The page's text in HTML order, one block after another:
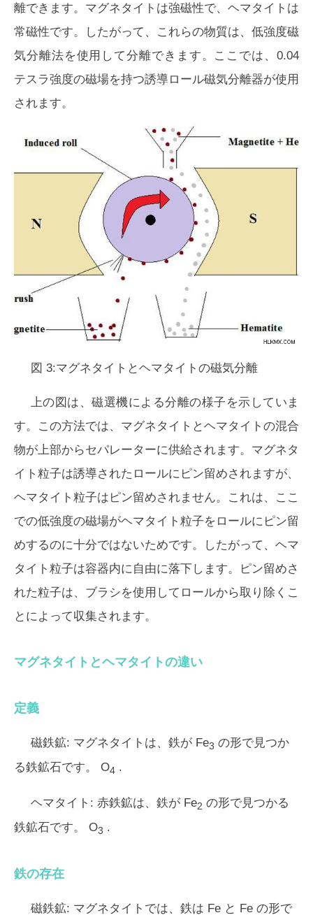
離できます。マグネタイトは強磁性で、ヘマタイトは
常磁性です。したがって、これらの物質は、低強度磁
気分離法を使用して分離できます。ここでは、0.04
テスラ強度の磁場を持つ誘導ロール磁気分離器が使用
されます。
図 3:マグネタイトとヘマタイトの磁気分離
上の図は、磁選機による分離の様子を示していま
す。この方法では、マグネタイトとヘマタイトの混合
物が上部からセパレーターに供給されます。マグネタ
イト粒子は誘導されたロールにピン留めされますが、
ヘマタイト粒子はピン留めされません。これは、ここ
での低強度の磁場がヘマタイト粒子をロールにピン留
めするのに十分ではないためです。したがって、ヘマ
タイト粒子は容器内に自由に落下します。ピン留めさ
れた粒子は、ブラシを使用してロールから取り除くこ
とによって収集されます。
マグネタイトとヘマタイトの違い
定義
磁鉄鉱: マグネタイトは、鉄が Fe3 の形で見つか
る鉄鉱石です。 O4 .
ヘマタイト: 赤鉄鉱は、鉄が Fe2 の形で見つかる
鉄鉱石です。 O3 .
鉄の存在
磁鉄鉱: マグネタイトでは、鉄は Fe と Fe の形で